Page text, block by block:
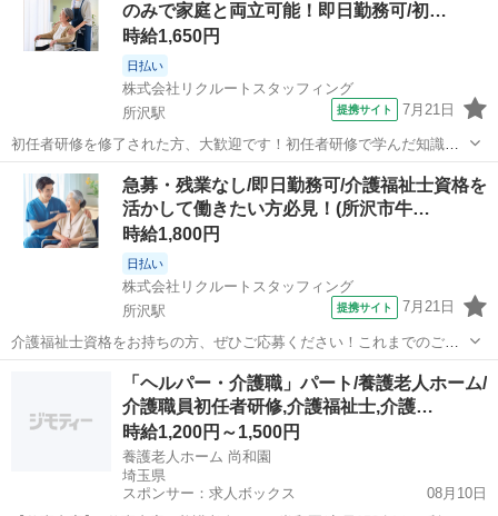
い 給与もご相談させて頂...のみで家庭と両立可能！即日勤務可/初…
時給1,650円
日払い
株式会社リクルートスタッフィング
所沢駅
提携サイト 7月21日
初任者研修を修了された方、大歓迎です！初任者研修で学んだ知識を
活かしませんか？入社後は、丁寧なフォロー体制のもと、介護現場で
の経験を積み重ねて成長できる環境です。ぜひ一緒に働きましょう！
シフト希望が叶う有料老人ホーム/歩...
埼玉 所沢市 所沢駅 介護
急募・残業なし/即日勤務可/介護福祉士資格を
活かして働きたい方必見！(所沢市牛…
時給1,800円
日払い
株式会社リクルートスタッフィング
所沢駅
提携サイト 7月21日
介護福祉士資格をお持ちの方、ぜひご応募ください！これまでのご経
験や知識を活かしながら、現場で即戦力としてご活躍いただける環境
です。さらにスキルアップしたい方や、リーダーシップを発揮したい
方も大歓迎です。安心のサポート体制を整...
所沢駅 その他
「ヘルパー・介護職」パート/養護老人ホーム/
介護職員初任者研修,介護福祉士,介護…
時給1,200円～1,500円
養護老人ホーム 尚和園
埼玉県
スポンサー：求人ボックス
08月10日